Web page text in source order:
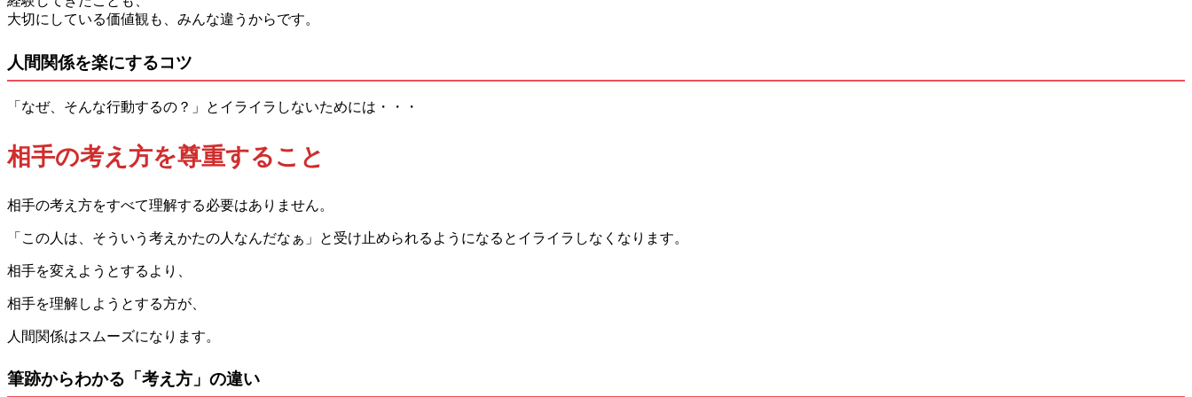
大切にしている価値観も、みんな違うからです。
人間関係を楽にするコツ
「なぜ、そんな行動するの？」とイライラしないためには・・・
相手の考え方を尊重すること
相手の考え方をすべて理解する必要はありません。
「この人は、そういう考えかたの人なんだなぁ」と受け止められるようになるとイライラしなくなります。
相手を変えようとするより、
相手を理解しようとする方が、
人間関係はスムーズになります。
筆跡からわかる「考え方」の違い